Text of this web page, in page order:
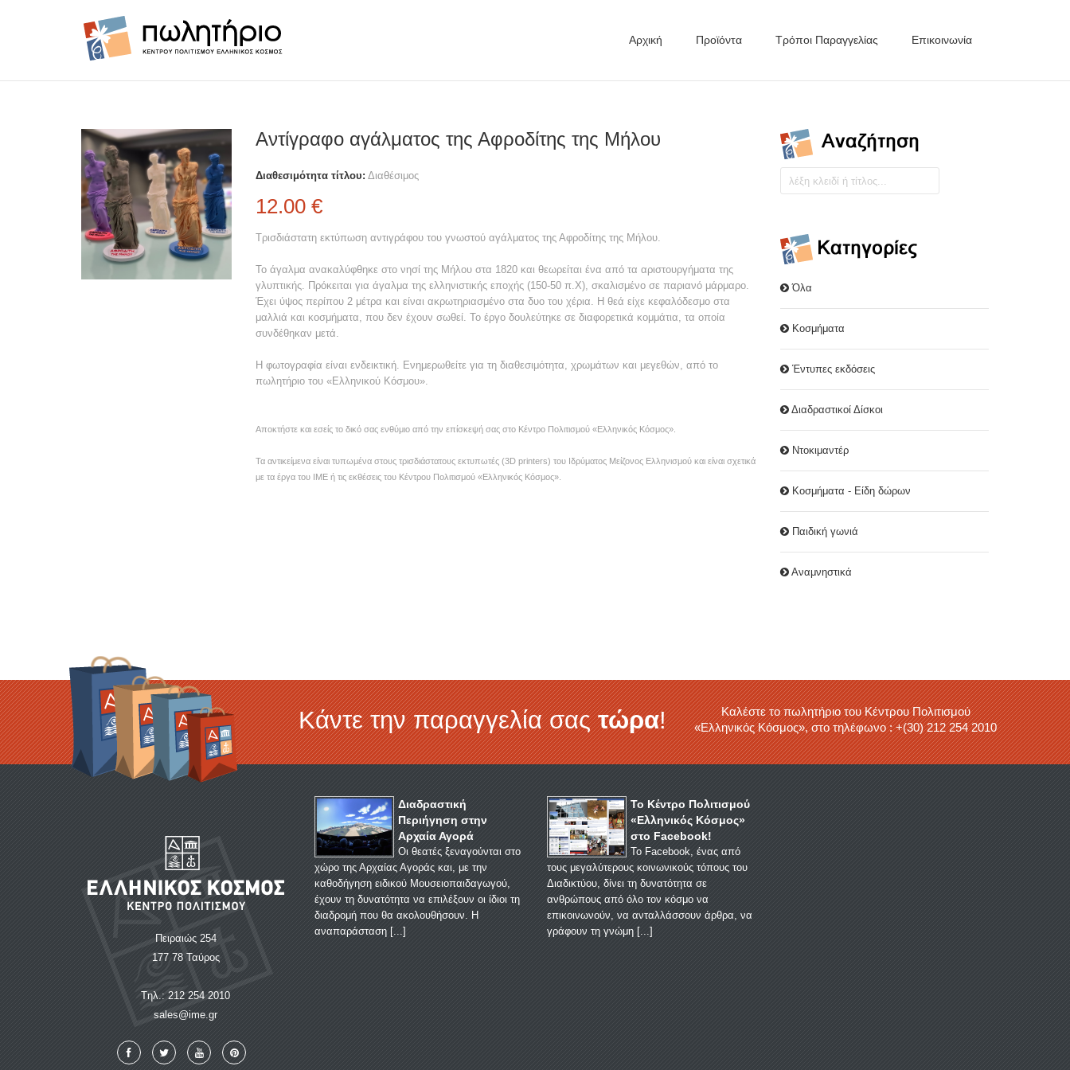
Αρχική Προϊόντα Τρόποι Παραγγελίας Επικοινωνία
Αντίγραφο αγάλματος της Αφροδίτης της Μήλου
Διαθεσιμότητα τίτλου: Διαθέσιμος
12.00 €
Τρισδιάστατη εκτύπωση αντιγράφου του γνωστού αγάλματος της Αφροδίτης της Μήλου.
Το άγαλμα ανακαλύφθηκε στο νησί της Μήλου στα 1820 και θεωρείται ένα από τα αριστουργήματα της
γλυπτικής. Πρόκειται για άγαλμα της ελληνιστικής εποχής (150-50 π.Χ), σκαλισμένο σε παριανό μάρμαρο.
Έχει ύψος περίπου 2 μέτρα και είναι ακρωτηριασμένο στα δυο του χέρια. Η θεά είχε κεφαλόδεσμο στα
μαλλιά και κοσμήματα, που δεν έχουν σωθεί. Το έργο δουλεύτηκε σε διαφορετικά κομμάτια, τα οποία
συνδέθηκαν μετά.
Η φωτογραφία είναι ενδεικτική. Ενημερωθείτε για τη διαθεσιμότητα, χρωμάτων και μεγεθών, από το
πωλητήριο του «Ελληνικού Κόσμου».
Αποκτήστε και εσείς το δικό σας ενθύμιο από την επίσκεψή σας στο Κέντρο Πολιτισμού «Ελληνικός Κόσμος».
Τα αντικείμενα είναι τυπωμένα στους τρισδιάστατους εκτυπωτές (3D printers) του Ιδρύματος Μείζονος Ελληνισμού και είναι σχετικά
με τα έργα του ΙΜΕ ή τις εκθέσεις του Κέντρου Πολιτισμού «Ελληνικός Κόσμος».
Όλα
Κοσμήματα
Έντυπες εκδόσεις
Διαδραστικοί Δίσκοι
Ντοκιμαντέρ
Κοσμήματα - Είδη δώρων
Παιδική γωνιά
Αναμνηστικά
Κάντε την παραγγελία σαςτώρα!
Καλέστε το πωλητήριο του Κέντρου Πολιτισμού
«Ελληνικός Κόσμος», στο τηλέφωνο : +(30) 212 254 2010
Πειραιώς 254
177 78 Ταύρος
Tηλ.: 212 254 2010
sales@ime.gr
Διαδραστική
Περιήγηση στην
Αρχαία Αγορά
Οι θεατές ξεναγούνται στο
χώρο της Αρχαίας Αγοράς και, με την
καθοδήγηση ειδικού Μουσειοπαιδαγωγού,
έχουν τη δυνατότητα να επιλέξουν οι ίδιοι τη
διαδρομή που θα ακολουθήσουν. Η
αναπαράσταση [...]
Το Κέντρο Πολιτισμού
«Ελληνικός Κόσμος»
στο Facebook!
Το Facebook, ένας από
τους μεγαλύτερους κοινωνικούς τόπους του
Διαδικτύου, δίνει τη δυνατότητα σε
ανθρώπους από όλο τον κόσμο να
επικοινωνούν, να ανταλλάσσουν άρθρα, να
γράφουν τη γνώμη [...]